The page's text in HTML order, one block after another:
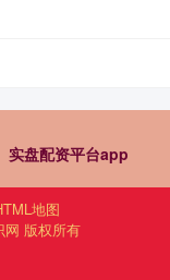
实盘配资平台app
地图
网 版权所有